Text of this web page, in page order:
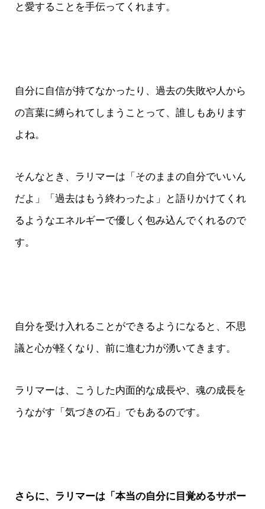
と愛することを手伝ってくれます。
自分に自信が持てなかったり、過去の失敗や人から
の言葉に縛られてしまうことって、誰しもあります
よね。
そんなとき、ラリマーは「そのままの自分でいいん
だよ」「過去はもう終わったよ」と語りかけてくれ
るようなエネルギーで優しく包み込んでくれるので
す。
自分を受け入れることができるようになると、不思
議と心が軽くなり、前に進む力が湧いてきます。
ラリマーは、こうした内面的な成長や、魂の成長を
うながす「気づきの石」でもあるのです。
さらに、ラリマーは「本当の自分に目覚めるサポー